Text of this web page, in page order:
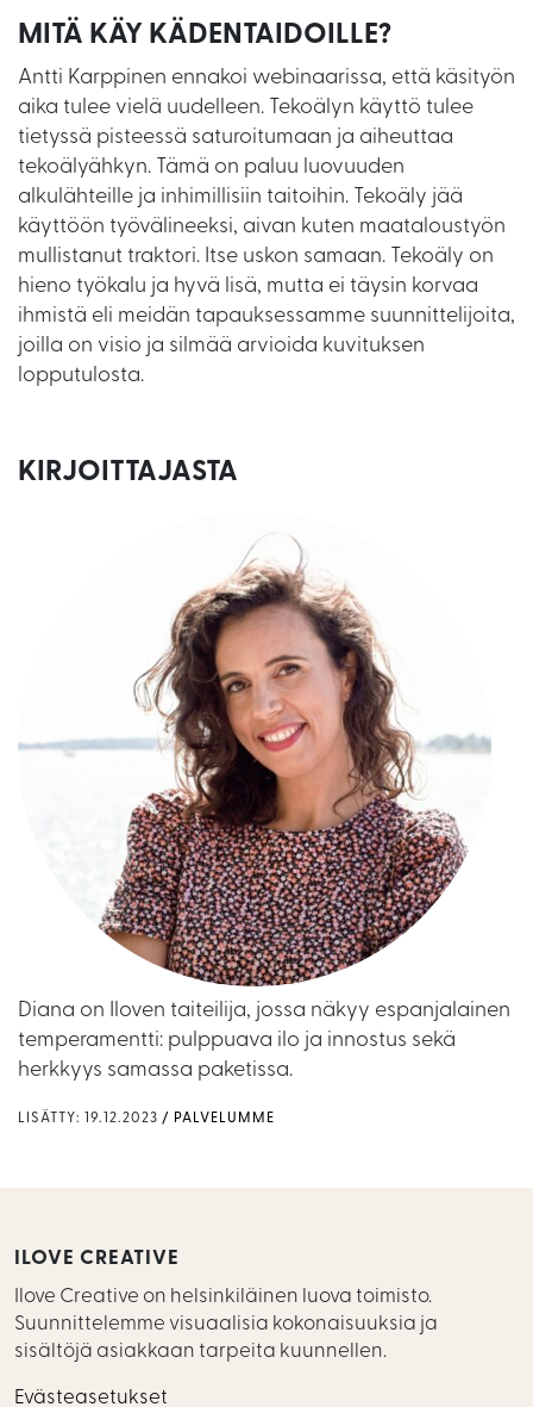
MITÄ KÄY KÄDENTAIDOILLE?
Antti Karppinen ennakoi webinaarissa, että käsityön
aika tulee vielä uudelleen. Tekoälyn käyttö tulee
tietyssä pisteessä saturoitumaan ja aiheuttaa
tekoälyähkyn. Tämä on paluu luovuuden
alkulähteille ja inhimillisiin taitoihin. Tekoäly jää
käyttöön työvälineeksi, aivan kuten maataloustyön
mullistanut traktori. Itse uskon samaan. Tekoäly on
hieno työkalu ja hyvä lisä, mutta ei täysin korvaa
ihmistä eli meidän tapauksessamme suunnittelijoita,
joilla on visio ja silmää arvioida kuvituksen
lopputulosta.
KIRJOITTAJASTA
Diana on Iloven taiteilija, jossa näkyy espanjalainen
temperamentti: pulppuava ilo ja innostus sekä
herkkyys samassa paketissa.
LISÄTTY: 19.12.2023 PALVELUMME
ILOVE CREATIVE
Ilove Creative on helsinkiläinen luova toimisto.
Suunnittelemme visuaalisia kokonaisuuksia ja
sisältöjä asiakkaan tarpeita kuunnellen.
Evästeasetukset